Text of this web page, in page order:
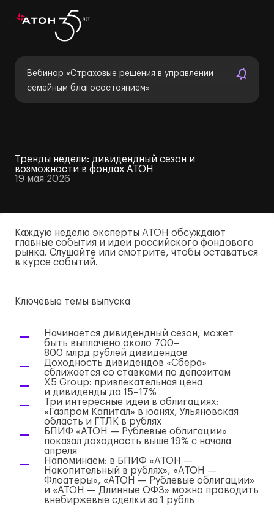
Вебинар «Страховые решения в управлении
семейным благосостоянием»
Тренды недели: дивидендный сезон и
возможности в фондах АТОН
19 мая 2026
Каждую неделю эксперты АТОН обсуждают
главные события и идеи российского фондового
рынка. Слушайте или смотрите, чтобы оставаться
в курсе событий.
Ключевые темы выпуска
Начинается дивидендный сезон, может
быть выплачено около 700–
800 млрд рублей дивидендов
Доходность дивидендов «Сбера»
сближается со ставками по депозитам
Х5 Group: привлекательная цена
и дивиденды до 15–17%
Три интересные идеи в облигациях:
«Газпром Капитал» в юанях, Ульяновская
область и ГТЛК в рублях
БПИФ «АТОН — Рублевые облигации»
показал доходность выше 19% с начала
апреля
Напоминаем: в БПИФ «АТОН —
Накопительный в рублях», «АТОН —
Флоатеры», «АТОН — Рублевые облигации»
и «АТОН — Длинные ОФЗ» можно проводить
внебиржевые сделки за 1 рубль